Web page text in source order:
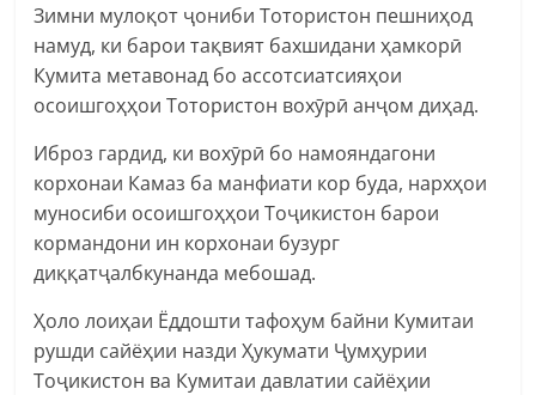
Зимни мулоқот ҷониби Тотористон пешниҳод
намуд, ки барои тақвият бахшидани ҳамкорӣ
Кумита метавонад бо ассотсиатсияҳои
осоишгоҳҳои Тотористон вохӯрӣ анҷом диҳад.
Иброз гардид, ки вохӯрӣ бо намояндагони
корхонаи Камаз ба манфиати кор буда, нархҳои
муносиби осоишгоҳҳои Тоҷикистон барои
кормандони ин корхонаи бузург
диққатҷалбкунанда мебошад.
Ҳоло лоиҳаи Ёддошти тафоҳум байни Кумитаи
рушди сайёҳии назди Ҳукумати Ҷумҳурии
Тоҷикистон ва Кумитаи давлатии сайёҳии